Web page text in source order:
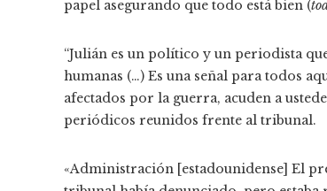
papel asegurando que todo está bien (
“Julián es un político y un periodista
humanas (…) Es una señal para todos
afectados por la guerra, acuden a
periódicos reunidos frente al tribunal.
«Administración [estadounidense] El